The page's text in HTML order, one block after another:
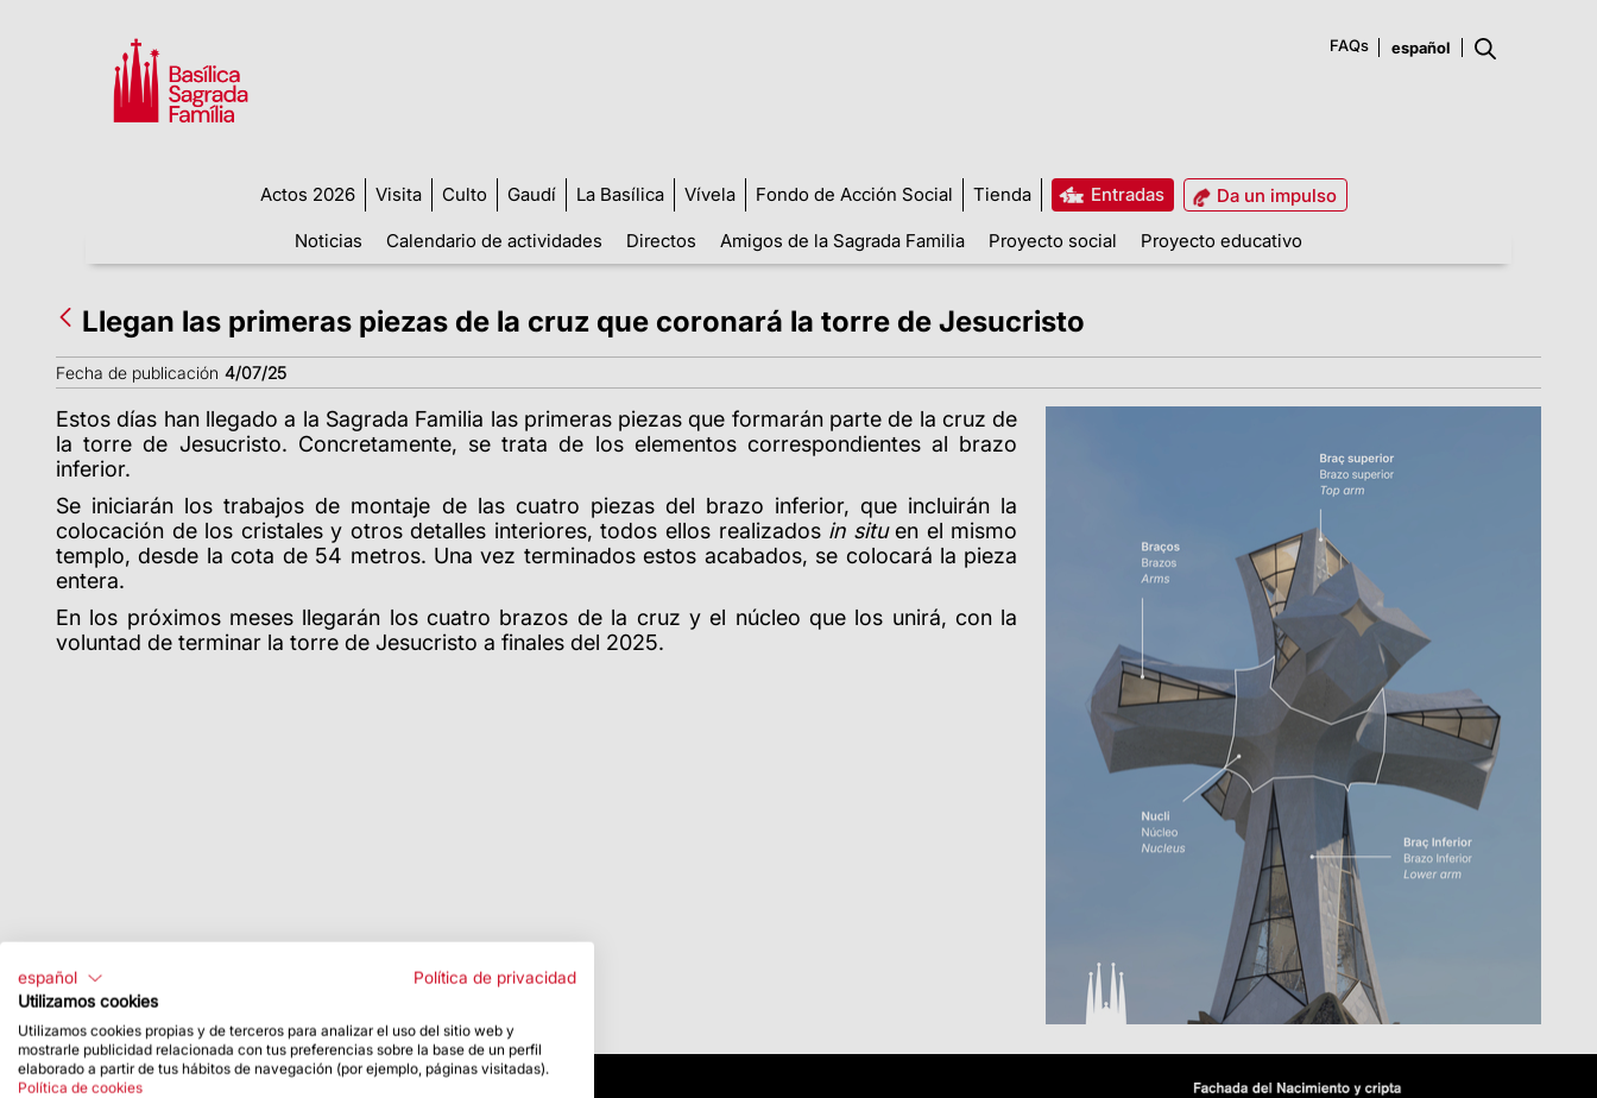
FAQs
Actos 2026 Visita Culto Gaudí La Basílica Vívela Fondo de Acción Social Tienda Entradas
Da un impulso
Noticias
Calendario de actividades Directos Amigos de la Sagrada Familia Proyecto social Proyecto educativo
Llegan las primeras piezas de la cruz que coronará la torre de Jesucristo
Fecha de publicación 4/07/25
Estos días han llegado a la Sagrada Familia las primeras piezas que formarán parte de la cruz de
la torre de Jesucristo. Concretamente, se trata de los elementos correspondientes al brazo
inferior.
Se iniciarán los trabajos de montaje de las cuatro piezas del brazo inferior, que incluirán la
colocación de los cristales y otros detalles interiores, todos ellos realizados in situen el mismo
templo, desde la cota de 54 metros. Una vez terminados estos acabados, se colocará la pieza
entera.
En los próximos meses llegarán los cuatro brazos de la cruz y el núcleo que los unirá, con la
voluntad de terminar la torre de Jesucristo a finales del 2025.
español
Política de privacidad
Utilizamos cookies
Utilizamos cookies propias y de terceros para analizar el uso del sitio web y
mostrarle publicidad relacionada con tus preferencias sobre la base de un perfil
elaborado a partir de tus hábitos de navegación (por ejemplo, páginas visitadas).
Política de cookies